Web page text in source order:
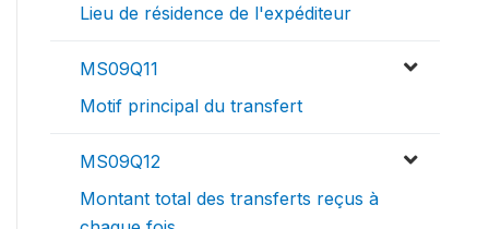
Lieu de résidence de l'expéditeur
MS09Q11
Motif principal du transfert
MS09Q12
Montant total des transferts reçus à